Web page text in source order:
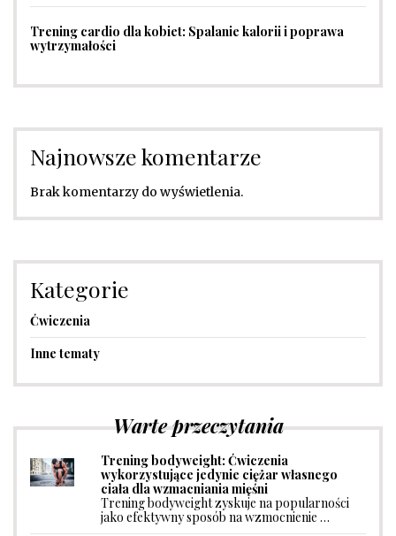
Trening cardio dla kobiet: Spalanie kalorii i poprawa
wytrzymałości
Najnowsze komentarze
Brak komentarzy do wyświetlenia.
Kategorie
Ćwiczenia
Inne tematy
Warte przeczytania
Trening bodyweight: Ćwiczenia
wykorzystujące jedynie ciężar własnego
ciała dla wzmacniania mięśni
Trening bodyweight zyskuje na popularności
jako efektywny sposób na wzmocnienie …